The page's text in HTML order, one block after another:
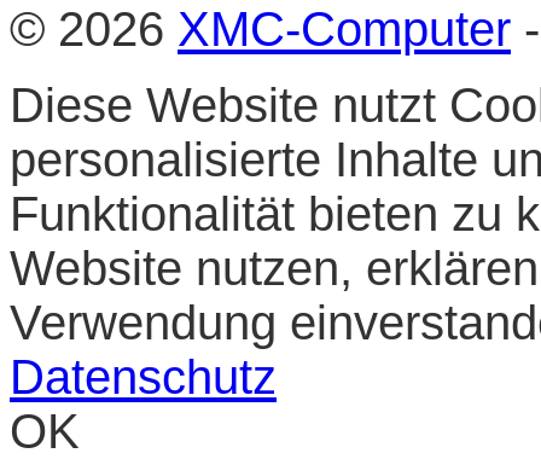
© 2026 XMC-Computer
Diese Website nutzt
personalisierte Inhalte
Funktionalität bieten zu
Website nutzen,
Verwendung
Datenschutz
OK